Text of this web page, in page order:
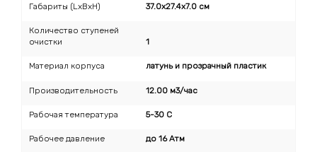
Габариты (LxBxH) 37.0x27.4x7.0 см
Количество ступеней
очистки
1
Материал корпуса латунь и прозрачный пластик
Производительность 12.00 м3/час
Рабочая температура 5-30 C
Рабочее давление до 16 Атм